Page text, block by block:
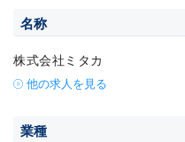
名称
株式会社ミタカ
他の求人を見る
業種